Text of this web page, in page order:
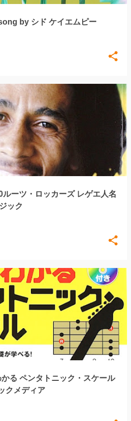
by シド ケイエムピー
ーツ・ロッカーズ レゲエ人名
ック
る ペンタトニック・スケール
クメディア